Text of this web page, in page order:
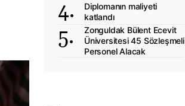
Diplomanın maliyeti
katlandı
Zonguldak Bülent Ecevit
Üniversitesi 45 Sözleşmeli
Personel Alacak